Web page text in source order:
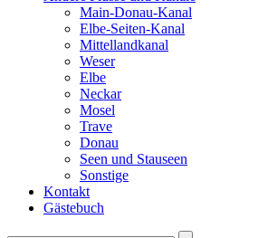
Main-Donau-Kanal
Elbe-Seiten-Kanal
Mittellandkanal
Weser
Elbe
Neckar
Mosel
Trave
Donau
Seen und Stauseen
Sonstige
Kontakt
Gästebuch